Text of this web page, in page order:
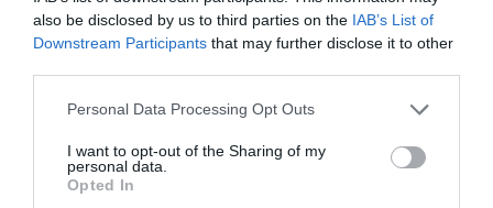
also be disclosed by us to third parties on the IAB’s List of
Downstream Participants that may further disclose it to other
Personal Data Processing Opt Outs
I want to opt-out of the Sharing of my
personal data.
Opted In
que se ha encargado de motivar proactivamente a los
usuarios en edad de hacérsela y que ha dado todas las
explicaciones necesarias en el tiempo que hiciera falta
para conseguir estos resultados». «Este cambio en el
Dalmases–, que es pionero en el Estado, no hubiera sido
posible sin la confianza y esfuerzo para sacar adelante el